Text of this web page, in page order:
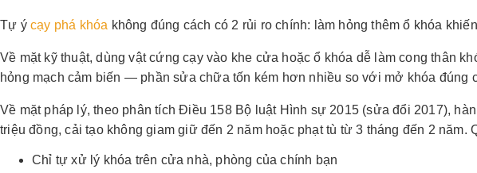
Tự ý cạy phá khóa không đúng cách có 2 rủi ro chính: làm hỏng thêm ổ khóa
Về mặt kỹ thuật, dùng vật cứng cạy vào khe cửa hoặc ổ khóa dễ làm cong thân
hỏng mạch cảm biến — phần sửa chữa tốn kém hơn nhiều so với mở khóa đúng
Về mặt pháp lý, theo phân tích Điều 158 Bộ luật Hình sự 2015 (sửa đổi 2017),
triệu đồng, cải tạo không giam giữ đến 2 năm hoặc phạt tù từ 3 tháng đến 2
Chỉ tự xử lý khóa trên cửa nhà, phòng của chính bạn